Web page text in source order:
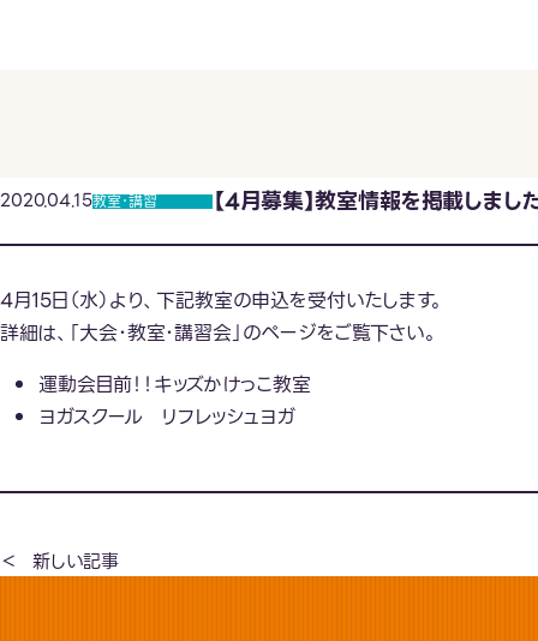
【4月募集】教室情報を掲載しまし
2020.04.15教室･講習
4月15日（水）より、下記教室の申込を受付いたします。
詳細は、「大会･教室･講習会」のページをご覧下さい。
運動会目前！！キッズかけっこ教室
ヨガスクール リフレッシュヨガ
新しい記事